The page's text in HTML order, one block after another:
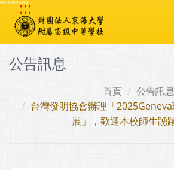
跳到主要內容區塊
:::
公告訊息
首頁
公告訊息
台灣發明協會辦理「
展」，歡迎本校師生踴